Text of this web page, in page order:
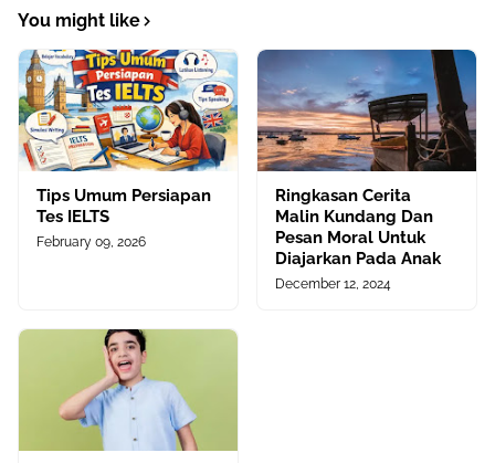
You might like
Tips Umum Persiapan
Tes IELTS
February 09, 2026
Ringkasan Cerita
Malin Kundang Dan
Pesan Moral Untuk
Diajarkan Pada Anak
December 12, 2024